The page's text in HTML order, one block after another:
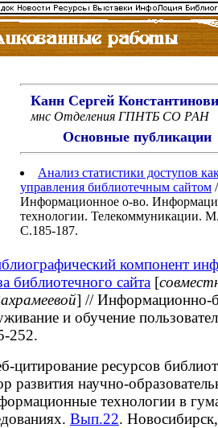
Канн Сергей
мнс Отделения ГПНТБ СО РАН
Основные публикации
Анализ статистики доступов
управления библиотечным сайтом
Информационное о-во.
технологии.
С.185-187.
компонент
библиотечного сайта [
] // Информационно-
и обучение
252.
цитирование ресурсов
развития научно-
технологии в
Вып.22.